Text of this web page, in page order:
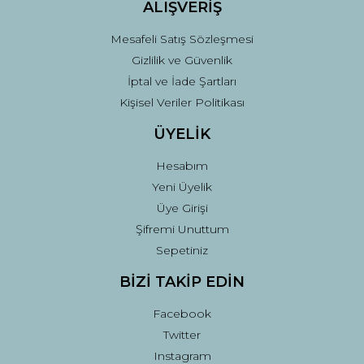
ALIŞVERİŞ
Mesafeli Satış Sözleşmesi
Gizlilik ve Güvenlik
İptal ve İade Şartları
Kişisel Veriler Politikası
ÜYELİK
Hesabım
Yeni Üyelik
Üye Girişi
Şifremi Unuttum
Sepetiniz
BİZİ TAKİP EDİN
Facebook
Twitter
Instagram